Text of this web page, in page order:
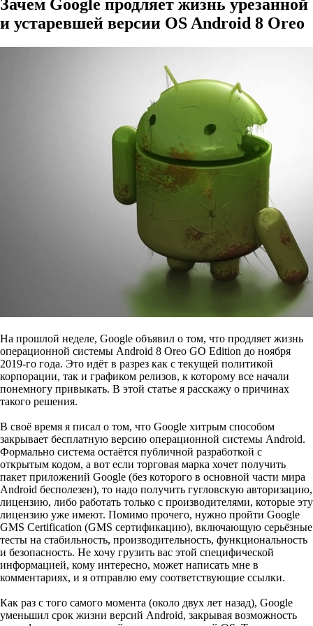
Зачем Google продляет жизнь урезанной
и устаревшей версии OS Android 8 Oreo
На прошлой неделе, Google объявил о том, что продляет жизнь
операционной системы Android 8 Oreo GO Edition до ноября
2019-го года. Это идёт в разрез как с текущей политикой
корпорации, так и графиком релизов, к которому все начали
понемногу привыкать. В этой статье я расскажу о причинах
такого решения.
В своё время я писал о том, что Google хитрым способом
закрывает бесплатную версию операционной системы Android.
Формально система остаётся публичной разработкой с
открытым кодом, а вот если торговая марка хочет получить
пакет приложений Google (без которого в основной части мира
Android бесполезен), то надо получить гугловскую авторизацию,
лицензию, либо работать только с производителями, которые эту
лицензию уже имеют. Помимо прочего, нужно пройти Google
GMS Certification (GMS сертификацию), включающую серьёзные
тесты на стабильность, производительность, функциональность
и безопасность. Не хочу грузить вас этой специфической
информацией, кому интересно, может написать мне в
комментариях, и я отправлю ему соответствующие ссылки.
Как раз с того самого момента (около двух лет назад), Google
уменьшил срок жизни версий Android, закрывая возможность